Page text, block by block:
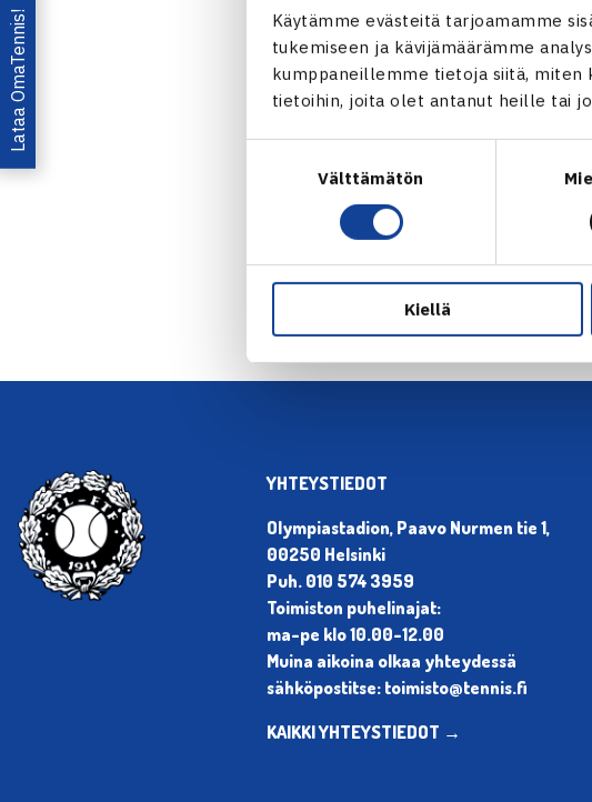
Käytämme evästeitä tarjoamamme
tukemiseen ja kävijämäärämme
kumppaneillemme tietoja siitä, miten
tietoihin, joita olet antanut heille tai
Välttämätön
Kiellä
Jaa:
← Edellinen
Lataa OmaTennis!
YHTEYSTIEDOT
Olympiastadion, Paavo Nurmen tie 1,
00250 Helsinki
Puh. 010 574 3959
Toimiston puhelinajat:
ma-pe klo 10.00-12.00
Muina aikoina olkaa yhteydessä
sähköpostitse: toimisto@tennis.fi
KAIKKI YHTEYSTIEDOT →